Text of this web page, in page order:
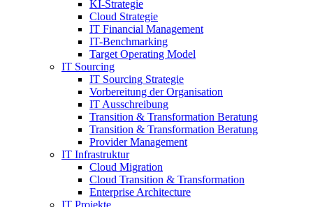
KI-Strategie
Cloud Strategie
IT Financial Management
IT-Benchmarking
Target Operating Model
IT Sourcing
IT Sourcing Strategie
Vorbereitung der Organisation
IT Ausschreibung
Transition & Transformation Beratung
Transition & Transformation Beratung
Provider Management
IT Infrastruktur
Cloud Migration
Cloud Transition & Transformation
Enterprise Architecture
IT Projekte